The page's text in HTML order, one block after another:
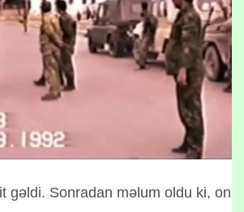
gəldi. Sonradan məlum oldu ki,